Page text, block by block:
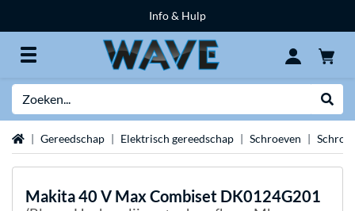
Info & Hulp
HomeGereedschap Elektrisch gereedschap Schroeven
Makita40 V Max Combiset DK0124G201